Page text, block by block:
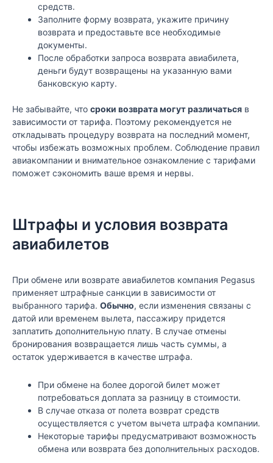
средств.
Заполните форму возврата, укажите причину
возврата и предоставьте все необходимые
документы.
После обработки запроса возврата авиабилета,
деньги будут возвращены на указанную вами
банковскую карту.
Не забывайте, что сроки возврата могут различаться в
зависимости от тарифа. Поэтому рекомендуется не
откладывать процедуру возврата на последний момент,
чтобы избежать возможных проблем. Соблюдение правил
авиакомпании и внимательное ознакомление с тарифами
поможет сэкономить ваше время и нервы.
Штрафы и условия возврата
авиабилетов
При обмене или возврате авиабилетов компания Pegasus
применяет штрафные санкции в зависимости от
выбранного тарифа. Обычно, если изменения связаны с
датой или временем вылета, пассажиру придется
заплатить дополнительную плату. В случае отмены
бронирования возвращается лишь часть суммы, а
остаток удерживается в качестве штрафа.
При обмене на более дорогой билет может
потребоваться доплата за разницу в стоимости.
В случае отказа от полета возврат средств
осуществляется с учетом вычета штрафа компании.
Некоторые тарифы предусматривают возможность
обмена или возврата без дополнительных расходов.